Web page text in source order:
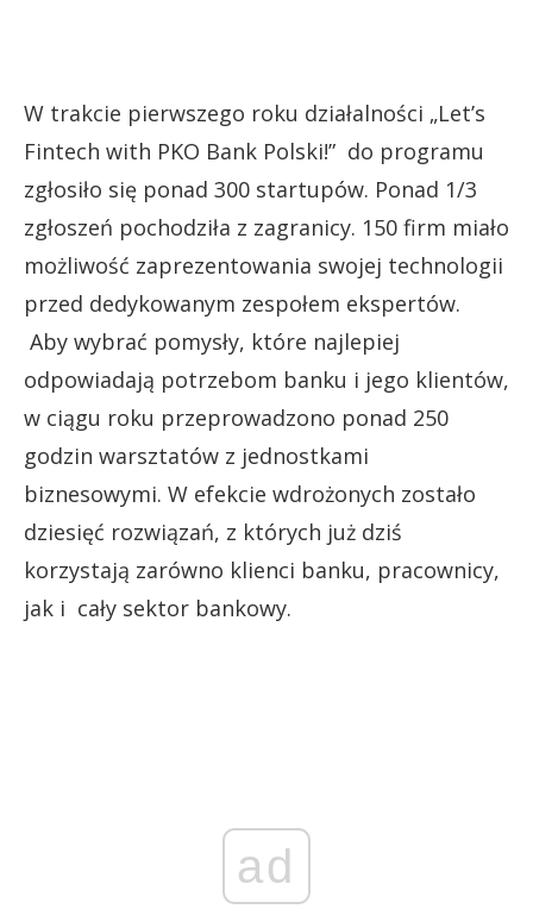
W trakcie pierwszego roku działalności „Let’s
Fintech with PKO Bank Polski!” do programu
zgłosiło się ponad 300 startupów. Ponad 1/3
zgłoszeń pochodziła z zagranicy. 150 firm miało
możliwość zaprezentowania swojej technologii
przed dedykowanym zespołem ekspertów.
Aby wybrać pomysły, które najlepiej
odpowiadają potrzebom banku i jego klientów,
w ciągu roku przeprowadzono ponad 250
godzin warsztatów z jednostkami
biznesowymi. W efekcie wdrożonych zostało
dziesięć rozwiązań, z których już dziś
korzystają zarówno klienci banku, pracownicy,
jak i cały sektor bankowy.
ad